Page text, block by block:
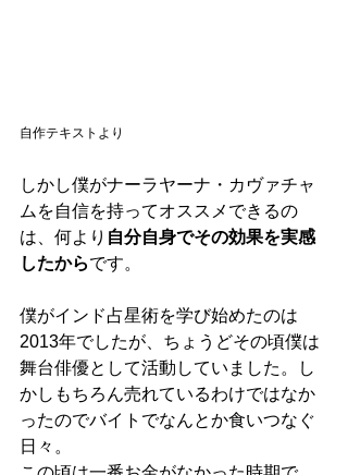
自作テキストより
しかし僕がナーラヤーナ・カヴァチャ
ムを自信を持ってオススメできるの
は、何より 自分自身でその効果を実感
したからです。
僕がインド占星術を学び始めたのは
2013年でしたが、ちょうどその頃僕は
舞台俳優として活動していました。し
かしもちろん売れているわけではなか
ったのでバイトでなんとか食いつなぐ
日々。